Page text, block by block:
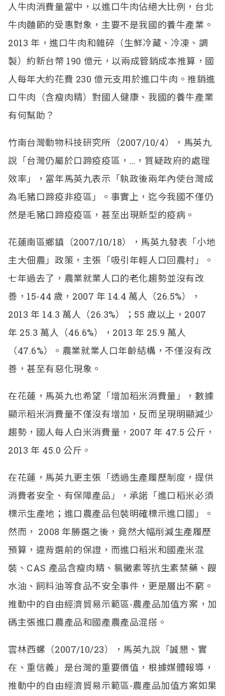
人牛肉消費量當中，以進口牛肉佔絕大比例，台北
牛肉麵節的受惠對象，主要不是我國的養牛產業。
2013 年，進口牛肉和雜碎（生鮮冷藏、冷凍、調
製）約新台幣 190 億元，以兩成管銷成本推算，國
人每年大約花費 230 億元支用於進口牛肉。推銷進
口牛肉（含瘦肉精）對國人健康、我國的養牛產業
有何幫助？
竹南台灣動物科技研究所（2007/10/4），馬英九
說「台灣仍屬於口蹄疫疫區，…，質疑政府的處理
效率」，當年馬英九表示「執政後兩年內使台灣成
為毛豬口蹄疫非疫區」。事實上，迄今我國不僅仍
然是毛豬口蹄疫疫區，甚至出現新型的疫病。
花蓮南區鄉鎮（2007/10/18），馬英九發表「小地
主大佃農」政策，主張「吸引年輕人口回農村」。
七年過去了，農業就業人口的老化趨勢並沒有改
善，15-44 歲，2007 年 14.4 萬人（26.5%），
2013 年 14.3 萬人（26.3%）；55 歲以上，2007
年 25.3 萬人（46.6%），2013 年 25.9 萬人
（47.6%）。農業就業人口年齡結構，不僅沒有改
善，甚至有惡化現象。
在花蓮，馬英九也希望「增加稻米消費量」，數據
顯示稻米消費量不僅沒有增加，反而呈現明顯減少
趨勢，國人每人白米消費量，2007 年 47.5 公斤，
2013 年 45.0 公斤。
在花蓮，馬英九更主張「透過生產履歷制度，提供
消費者安全、有保障產品」，承諾「進口稻米必須
標示生產地；進口農產品包裝明確標示進口國」。
然而， 2008 年勝選之後，竟然大幅削減生產履歷
預算，違背選前的保證，而進口稻米和國產米混
裝、CAS 產品含瘦肉精、氯黴素等抗生素禁藥、餿
水油、飼料油等食品不安全事件，更是層出不窮。
推動中的自由經濟貿易示範區-農產品加值方案，加
碼主張進口農產品和國產農產品混搭。
雲林西螺（2007/10/23），馬英九說「誠懇、實
在、重信義」是台灣的重要價值，根據媒體報導，
推動中的自由經濟貿易示範區-農產品加值方案如果